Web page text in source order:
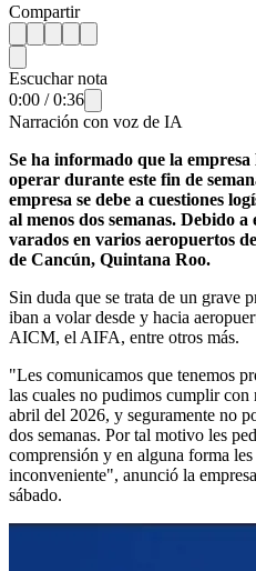
Compartir
Escuchar nota
0:00 /0:36
Narración con voz de IA
Se ha informado que la
operar durante este fin de
empresa se debe a cuestiones
al menos dos semanas. Debido
varados en varios aeropuertos
de Cancún, Quintana Roo.
Sin duda que se trata de un grave
iban a volar desde y hacia
AICM, el AIFA, entre otros más.
"Les comunicamos que tenemos
las cuales no pudimos cumplir con
abril del 2026, y seguramente no
dos semanas. Por tal motivo les
comprensión y en alguna forma les
inconveniente", anunció la empresa
sábado.